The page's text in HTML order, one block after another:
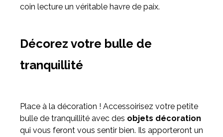
coin lecture un véritable havre de paix.
Décorez votre bulle de
tranquillité
Place à la décoration ! Accessoirisez votre petite
bulle de tranquillité avec des objets décoration
qui vous feront vous sentir bien. Ils apporteront un